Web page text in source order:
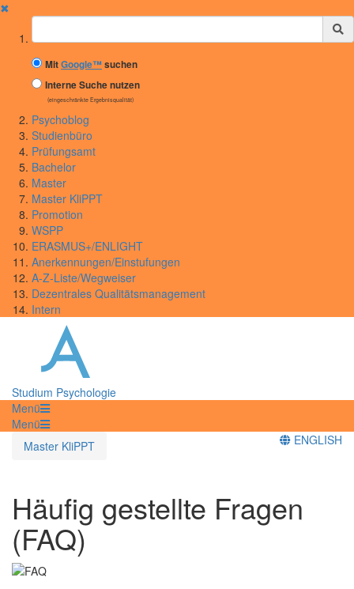
✖
Suchbegriff
MitGoogle™suchen
Interne Suche nutzen
(eingeschränkte Ergebnisqualität)
Psychoblog
Studienbüro
Prüfungsamt
Bachelor
Master
Master KliPPT
Promotion
WSPP
ERASMUS+/ENLIGHT
Anerkennungen/Einstufungen
A-Z-Liste/Wegweiser
Dezentrales Qualitätsmanagement
Intern
Studium Psychologie
Menü
Menü
Master KliPPT
ENGLISH
Häufig gestellte Fragen
(FAQ)